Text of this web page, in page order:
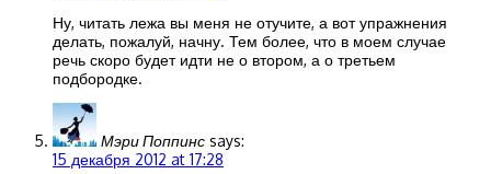
Ну, читать лежа вы меня не отучите, а вот упражнения
делать, пожалуй, начну. Тем более, что в моем случае
речь скоро будет идти не о втором, а о третьем
подбородке.
Мэри Поппинс says:
15 декабря 2012 at 17:28